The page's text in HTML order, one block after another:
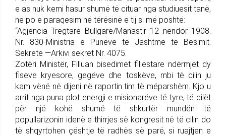
e as nuk kemi hasur shumë të cituar nga studiuesit tanë,
ne po e paraqesim në tërësinë e tij si më poshtë:
“Agjencia Tregtare Bullgare/Manastir 12 nëndor 1908.
Nr. 830-Ministria e Punëve të Jashtme të Besimit.
Sekrete —Arkivi sekret Nr. 4075.
Zotëri Ministër, Filluan bisedimet fillestare ndërmjet dy
fiseve kryesore, gegëve dhe toskëve, mbi të cilin ju
kam vënë në dijeni në raportin tim të mëparshëm. Kjo u
arrit nga puna plot energji e misionarëve të tyre, të cilët
për një kohë shumë të shkurtër mundën të
popullarizonin idenë e thirrjes së kongresit në të cilin do
të shqyrtohen çështje të radhës së parë, si ruajtjen e